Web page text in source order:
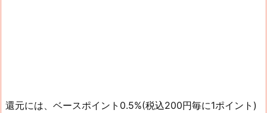
還元には、ベースポイント0.5%(税込200円毎に1ポイント)